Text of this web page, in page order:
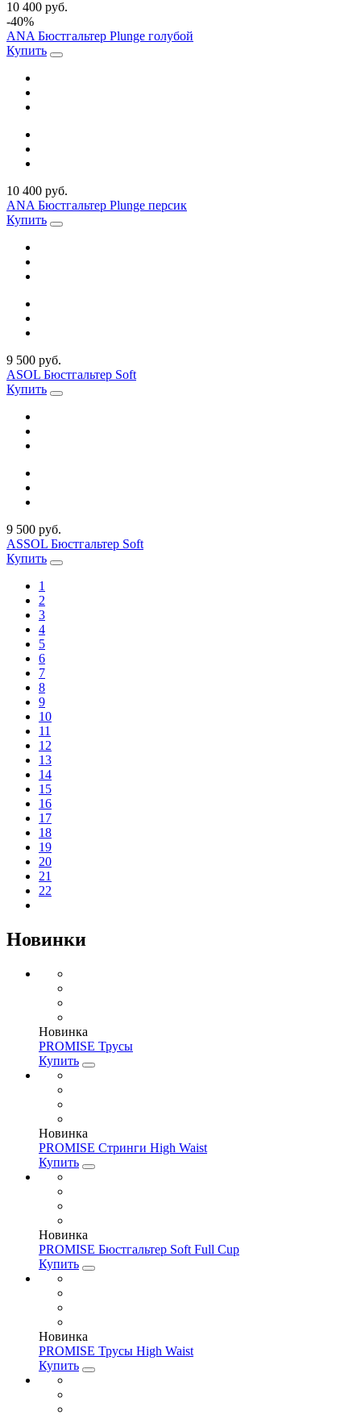
10 400 руб.
-40%
ANA Бюстгальтер Plunge голубой
Купить
10 400 руб.
ANA Бюстгальтер Plunge персик
Купить
9 500 руб.
ASOL Бюстгальтер Soft
Купить
9 500 руб.
ASSOL Бюстгальтер Soft
Купить
1
2
3
4
5
6
7
8
9
10
11
12
13
14
15
16
17
18
19
20
21
22
Новинки
Новинка
PROMISE Трусы
Купить
Новинка
PROMISE Стринги High Waist
Купить
Новинка
PROMISE Бюстгальтер Soft Full Cup
Купить
Новинка
PROMISE Трусы High Waist
Купить